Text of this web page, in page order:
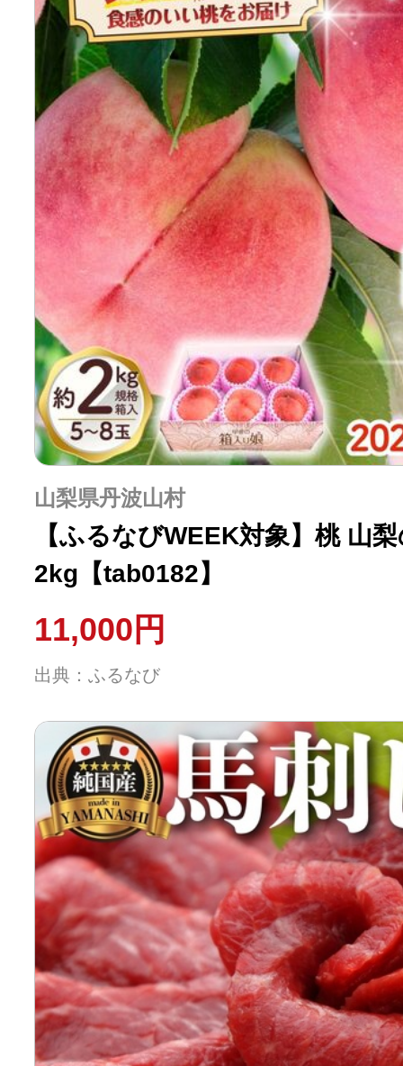
山梨県丹波山村
【ふるなびWEEK対象】桃 山
2kg【tab0182】
11,000円
出典：ふるなび